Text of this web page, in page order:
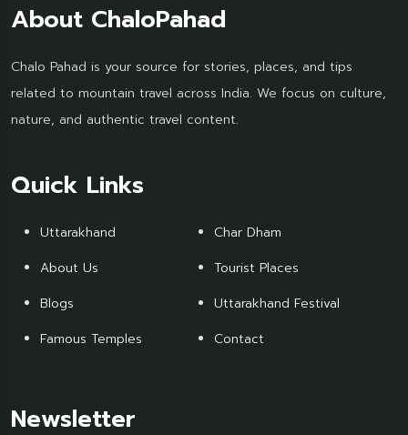
About ChaloPahad
Chalo Pahad is your source for stories, places, and tips
related to mountain travel across India. We focus on culture,
nature, and authentic travel content.
Quick Links
Uttarakhand
About Us
Blogs
Famous Temples
Char Dham
Tourist Places
Uttarakhand Festival
Contact
Newsletter